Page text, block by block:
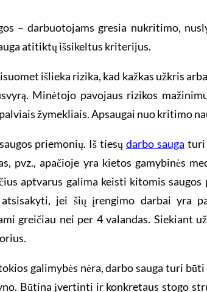
– darbuotojams gresia nukritimo,
atitiktų išsikeltus kriterijus.
išlieka rizika, kad kažkas užkris
Minėtojo pavojaus rizikos
žymekliais. Apsaugai nuo kritimo
priemonių. Iš tiesų darbo sauga turi
pvz., apačioje yra kietos gamybinės
aptvarus galima keisti kitomis
jei šių įrengimo darbai yra
greičiau nei per 4 valandas. Siekiant
galimybės nėra, darbo sauga turi
Būtina įvertinti ir konkretaus stogo